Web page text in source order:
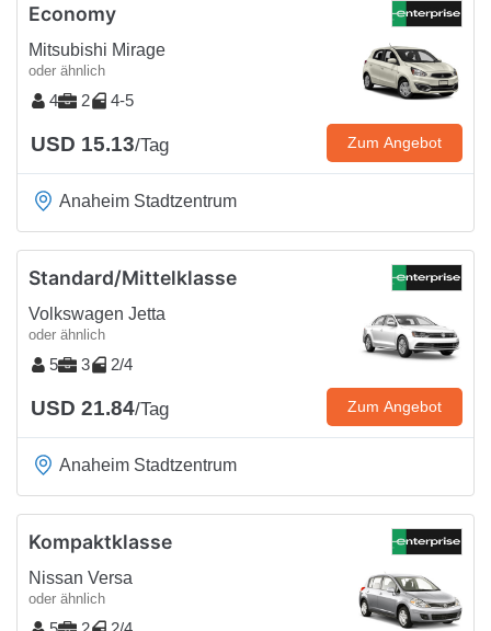
Economy
Mitsubishi Mirage
oder ähnlich
4 2 4-5
USD 15.13/Tag Zum Angebot
Anaheim Stadtzentrum
Standard/Mittelklasse
Volkswagen Jetta
oder ähnlich
5 3 2/4
USD 21.84/Tag Zum Angebot
Anaheim Stadtzentrum
Kompaktklasse
Nissan Versa
oder ähnlich